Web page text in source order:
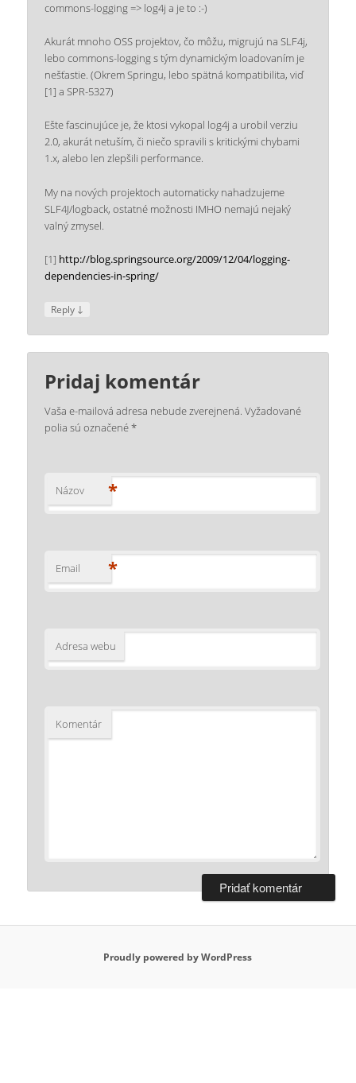
commons-logging => log4j a je to :-)
Akurát mnoho OSS projektov, čo môžu, migrujú na SLF4j,
lebo commons-logging s tým dynamickým loadovaním je
nešťastie. (Okrem Springu, lebo spätná kompatibilita, viď
[1] a SPR-5327)
Ešte fascinujúce je, že ktosi vykopal log4j a urobil verziu
2.0, akurát netuším, či niečo spravili s kritickými chybami
1.x, alebo len zlepšili performance.
My na nových projektoch automaticky nahadzujeme
SLF4J/logback, ostatné možnosti IMHO nemajú nejaký
valný zmysel.
[1] http://blog.springsource.org/2009/12/04/logging-
dependencies-in-spring/
Reply ↓
Pridaj komentár
Vaša e-mailová adresa nebude zverejnená. Vyžadované
polia sú označené*
Názov *
Email *
Adresa webu
Komentár
Proudly powered by WordPress